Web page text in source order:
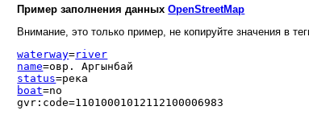
Пример заполнения данныхOpenStreetMap
Внимание, это только пример, не копируйте значения в
waterway=river
name=овр. Аргынбай
status=река
boat=no
gvr:code=11010001012112100006983